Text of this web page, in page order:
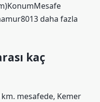
daha fazla
kaç
mesafede, Kemer